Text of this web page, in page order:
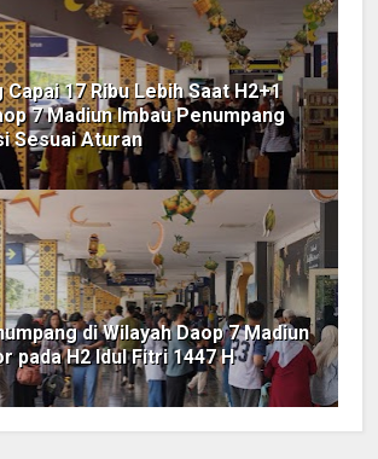
Capai 17 Ribu Lebih Saat H2+1
7 Madiun Imbau Penumpang
Sesuai Aturan
di Wilayah Daop 7 Madiun
pada H2 Idul Fitri 1447 H